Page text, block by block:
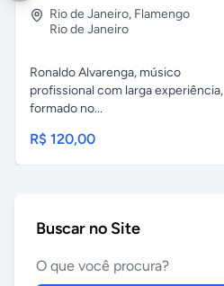
Rio de Janeiro, Flamengo
Rio de Janeiro
Ronaldo Alvarenga, músico
profissional com larga experiência,
formado no...
R$ 120,00
Buscar no Site